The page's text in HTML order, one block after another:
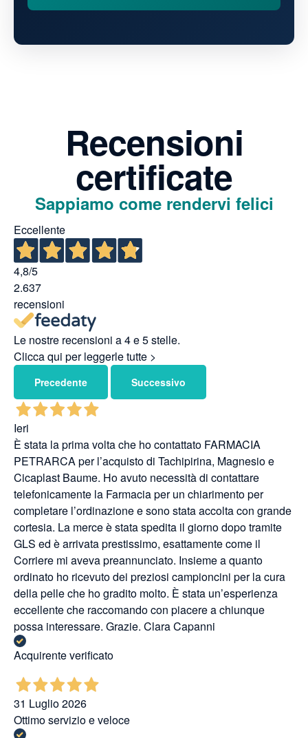
Recensioni
certificate
Sappiamo come rendervi felici
Eccellente
4,8/5
2.637
recensioni
Le nostre recensioni a 4 e 5 stelle.
Clicca qui per leggerle tutte >
Precedente Successivo
Ieri
È stata la prima volta che ho contattato FARMACIA
PETRARCA per l’acquisto di Tachipirina, Magnesio e
Cicaplast Baume. Ho avuto necessità di contattare
telefonicamente la Farmacia per un chiarimento per
completare l’ordinazione e sono stata accolta con grande
cortesia. La merce è stata spedita il giorno dopo tramite
GLS ed è arrivata prestissimo, esattamente come il
Corriere mi aveva preannunciato. Insieme a quanto
ordinato ho ricevuto dei preziosi campioncini per la cura
della pelle che ho gradito molto. È stata un’esperienza
eccellente che raccomando con piacere a chiunque
possa interessare. Grazie. Clara Capanni
Acquirente verificato
31 Luglio 2026
Ottimo servizio e veloce